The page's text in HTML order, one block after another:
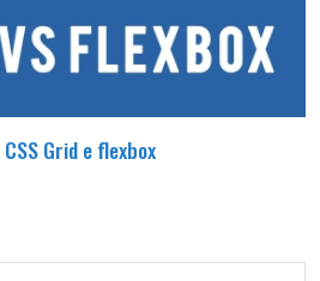
Grid e flexbox